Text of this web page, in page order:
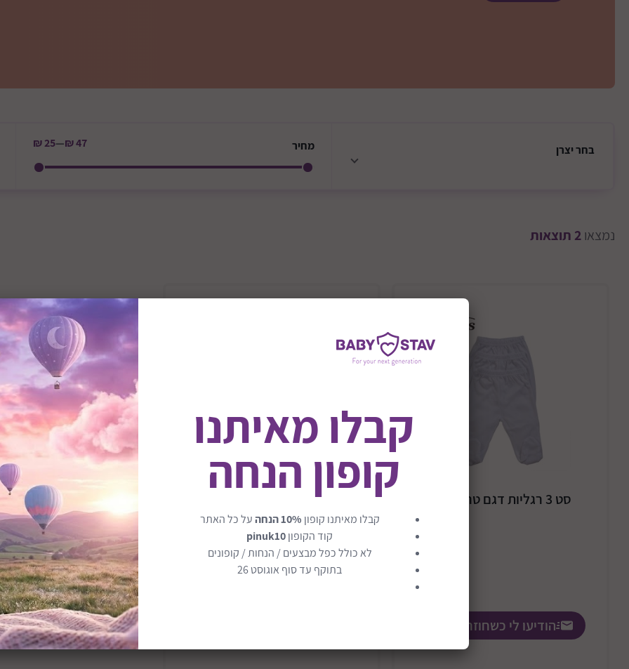
בחריצרן מחיר 47 ₪
—
25 ₪
נמצאו2 תוצאות
סט 3 רגליות דגם טריקו לבן
הודיעו לי כשחוזר למלאי
₪47
קבלו מאיתנו
קופון הנחה
קבלו מאיתנו קופון 10% הנחה
על כל האתר
קוד הקופוןpinuk10
לא כולל כפל מבצעים / הנחות / קופונים
בתוקף עד סוף אוגוסט 26